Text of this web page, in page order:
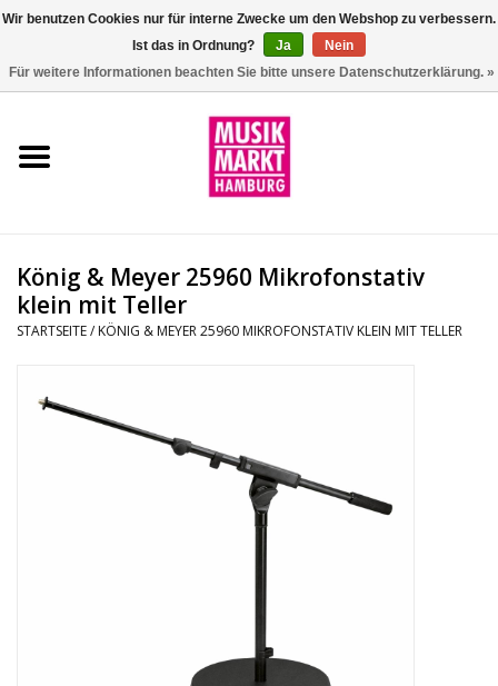
Aktion
Drums
Tasteninstrumente
König & Meyer 25960 Mikrofonstativ
klein mit Teller
STARTSEITE/ KÖNIG & MEYER 25960 MIKROFONSTATIV KLEIN MIT TELLER
Wir benutzen Cookies nur für interne Zwecke um den Webshop zu verbessern.
Ist das in Ordnung?
Ja
Nein
Für weitere Informationen beachten Sie bitte unsere Datenschutzerklärung. »